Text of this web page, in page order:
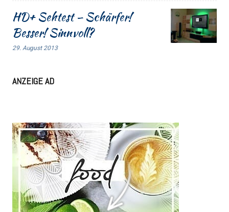
HD+ Sehtest – Schärfer!
Besser! Sinnvoll?
29. August 2013
ANZEIGE AD